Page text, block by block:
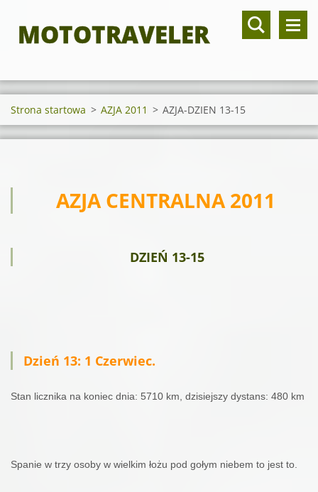
MOTOTRAVELER
Strona startowa > AZJA 2011 > AZJA-DZIEN 13-15
AZJA CENTRALNA 2011
DZIEŃ 13-15
Dzień 13: 1 Czerwiec.
Stan licznika na koniec dnia: 5710 km, dzisiejszy dystans: 480 km
Spanie w trzy osoby w wielkim łożu pod gołym niebem to jest to.